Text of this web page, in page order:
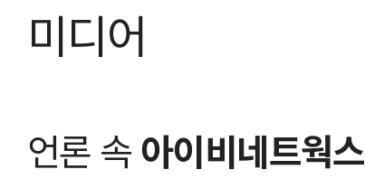
미디어
언론 속아이비네트웍스